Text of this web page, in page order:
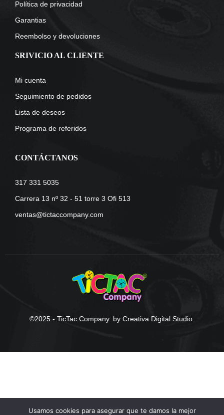
Política de privacidad
Garantias
Reembolso y devoluciones
SRIVICIO AL CLIENTE
Mi cuenta
Seguimiento de pedidos
Lista de deseos
Programa de referidos
CONTÁCTANOS
317 331 5035
Carrera 13 nº 32 - 51 torre 3 Ofi 513
ventas@tictaccompany.com
©2025 - TicTac Company. by Creativa Digital Studio.
Usamos cookies para asegurar que te damos la mejor